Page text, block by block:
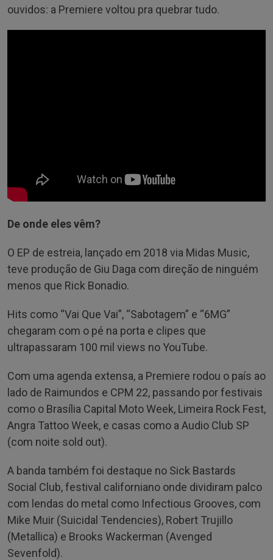
ouvidos: a Premiere voltou pra quebrar tudo.
De onde eles vêm?
O EP de estreia, lançado em 2018 via Midas Music,
teve produção de Giu Daga com direção de ninguém
menos que Rick Bonadio.
Hits como “Vai Que Vai”, “Sabotagem” e “6MG”
chegaram com o pé na porta e clipes que
ultrapassaram 100 mil views no YouTube.
Com uma agenda extensa, a Premiere rodou o país ao
lado de Raimundos e CPM 22, passando por festivais
como o Brasília Capital Moto Week, Limeira Rock Fest,
Angra Tattoo Week, e casas como a Audio Club SP
(com noite sold out).
A banda também foi destaque no Sick Bastards
Social Club, festival californiano onde dividiram palco
com lendas do metal como Infectious Grooves, com
Mike Muir (Suicidal Tendencies), Robert Trujillo
(Metallica) e Brooks Wackerman (Avenged
Sevenfold).